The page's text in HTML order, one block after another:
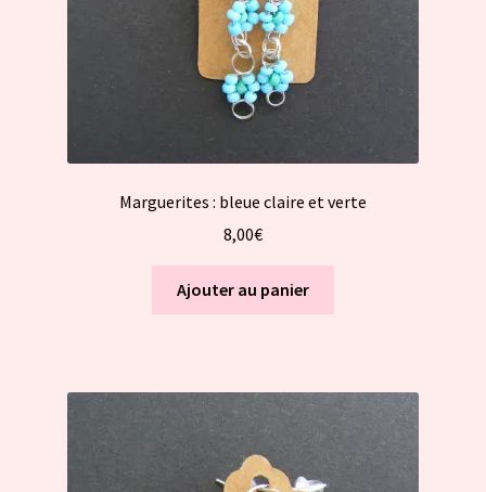
Marguerites : bleue claire et verte
8,00€
Ajouter au panier